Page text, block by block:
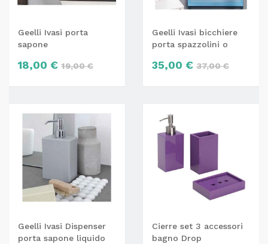
Geelli Ivasi porta
sapone
18,00 € 19,00 €
Geelli Ivasi bicchiere
porta spazzolini o
35,00 € 37,00 €
Geelli Ivasi Dispenser
porta sapone liquido
Cierre set 3 accessori
bagno Drop